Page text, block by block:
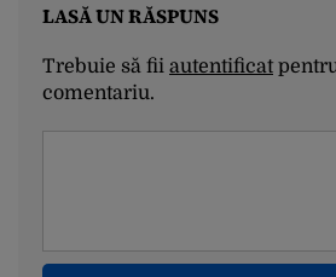
LASĂ UN RĂSPUNS
Trebuie să fii autentificat
comentariu.